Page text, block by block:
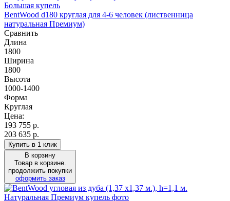
Большая купель
BentWood d180 круглая для 4-6 человек (лиственница
натуральная Премиум)
Сравнить
Длина
1800
Ширина
1800
Высота
1000-1400
Форма
Круглая
Цена:
193 755 р.
203 635 р.
Купить в 1 клик
В корзину
Товар в корзине.
продолжить покупки
оформить заказ